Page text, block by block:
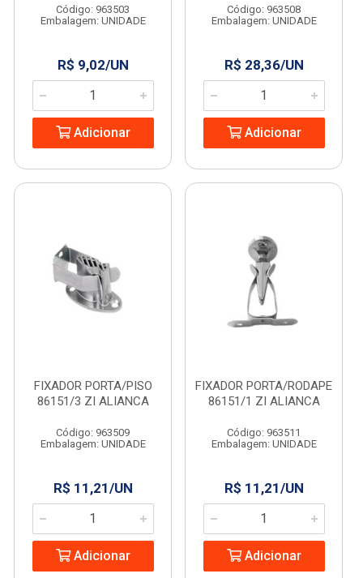
Código: 963503
Embalagem: UNIDADE
R$ 9,02/UN
Adicionar
Código: 963508
Embalagem: UNIDADE
R$ 28,36/UN
Adicionar
FIXADOR PORTA/PISO
86151/3 ZI ALIANCA
Código: 963509
Embalagem: UNIDADE
R$ 11,21/UN
Adicionar
FIXADOR PORTA/RODAPE
86151/1 ZI ALIANCA
Código: 963511
Embalagem: UNIDADE
R$ 11,21/UN
Adicionar